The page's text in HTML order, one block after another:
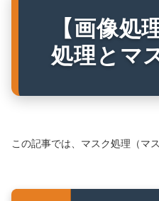
【画像処
処理とマ
この記事では、マスク処理（マ